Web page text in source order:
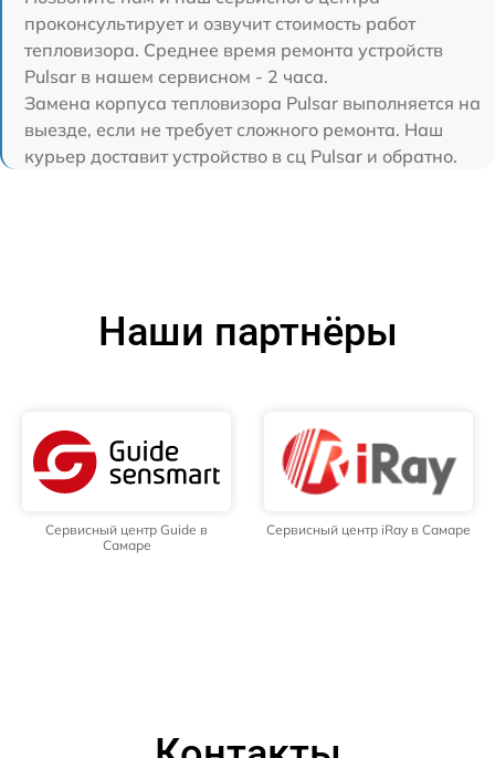
проконсультирует и озвучит стоимость работ
тепловизора. Среднее время ремонта устройств
Pulsar в нашем сервисном - 2 часа.
Замена корпуса тепловизора Pulsar выполняется на
выезде, если не требует сложного ремонта. Наш
курьер доставит устройство в сц Pulsar и обратно.
Наши партнёры
Сервисный центр Guide в
Самаре
Сервисный центр iRay в Самаре